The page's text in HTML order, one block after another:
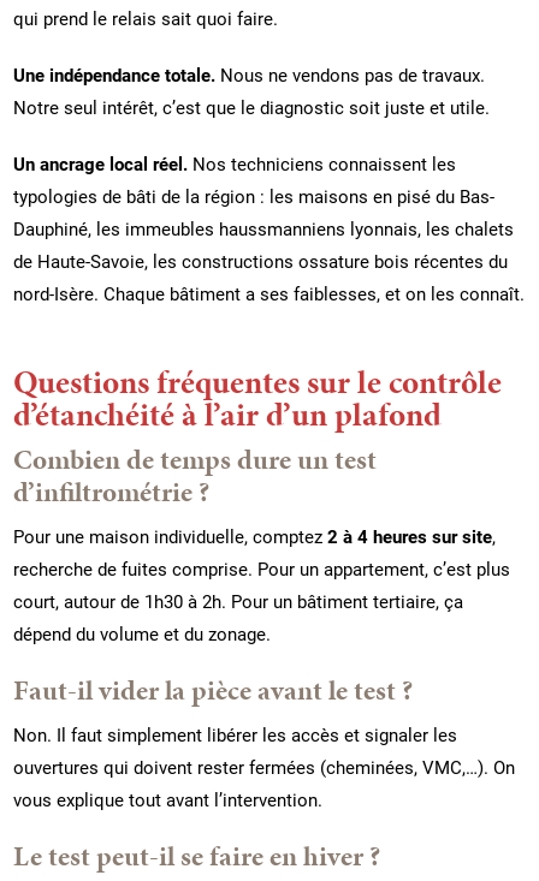
qui prend le relais sait quoi faire.
Une indépendance totale. Nous ne vendons pas de travaux.
Notre seul intérêt, c’est que le diagnostic soit juste et utile.
Un ancrage local réel. Nos techniciens connaissent les
typologies de bâti de la région : les maisons en pisé du Bas-
Dauphiné, les immeubles haussmanniens lyonnais, les chalets
de Haute-Savoie, les constructions ossature bois récentes du
nord-Isère. Chaque bâtiment a ses faiblesses, et on les connaît.
Questions fréquentes sur le contrôle
d’étanchéité à l’air d’un plafond
Combien de temps dure un test
d’infiltrométrie ?
Pour une maison individuelle, comptez2 à 4 heures sur site,
recherche de fuites comprise. Pour un appartement, c’est plus
court, autour de 1h30 à 2h. Pour un bâtiment tertiaire, ça
dépend du volume et du zonage.
Faut-il vider la pièce avant le test ?
Non. Il faut simplement libérer les accès et signaler les
ouvertures qui doivent rester fermées (cheminées, VMC,…). On
vous explique tout avant l’intervention.
Le test peut-il se faire en hiver ?